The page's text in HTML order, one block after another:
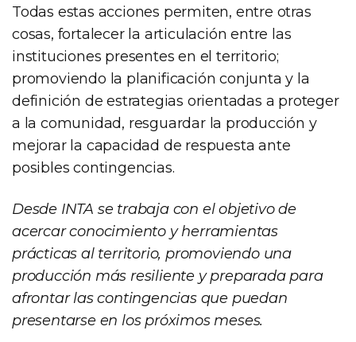
Todas estas acciones permiten, entre otras
cosas, fortalecer la articulación entre las
instituciones presentes en el territorio;
promoviendo la planificación conjunta y la
definición de estrategias orientadas a proteger
a la comunidad, resguardar la producción y
mejorar la capacidad de respuesta ante
posibles contingencias.
Desde INTA se trabaja con el objetivo de
acercar conocimiento y herramientas
prácticas al territorio, promoviendo una
producción más resiliente y preparada para
afrontar las contingencias que puedan
presentarse en los próximos meses.